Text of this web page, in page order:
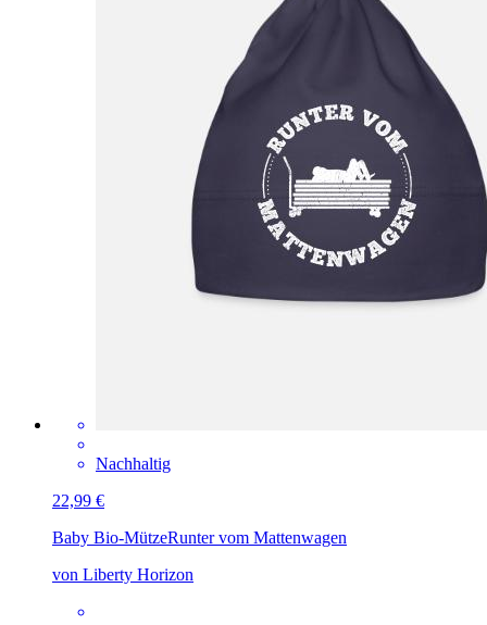
Nachhaltig
22,99 €
Baby Bio-MützeRunter vom Mattenwagen
von Liberty Horizon